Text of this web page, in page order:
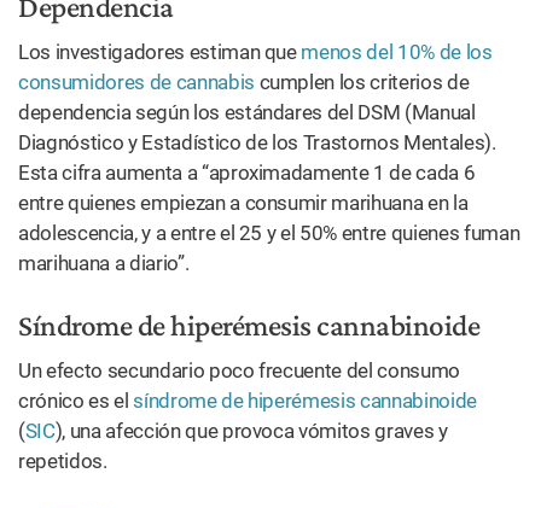
Dependencia
Los investigadores estiman que menos del 10% de los
consumidores de cannabis cumplen los criterios de
dependencia según los estándares del DSM (Manual
Diagnóstico y Estadístico de los Trastornos Mentales).
Esta cifra aumenta a “aproximadamente 1 de cada 6
entre quienes empiezan a consumir marihuana en la
adolescencia, y a entre el 25 y el 50% entre quienes fuman
marihuana a diario”.
Síndrome de hiperémesis cannabinoide
Un efecto secundario poco frecuente del consumo
crónico es elsíndrome de hiperémesis cannabinoide
(SIC), una afección que provoca vómitos graves y
repetidos.